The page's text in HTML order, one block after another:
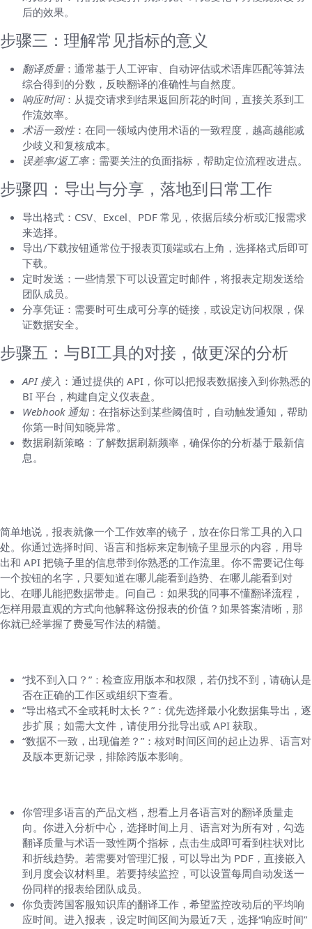
后的效果。
步骤三：理解常见指标的意义
翻译质量：通常基于人工评审、自动评估或术语库匹配等算法
综合得到的分数，反映翻译的准确性与自然度。
响应时间：从提交请求到结果返回所花的时间，直接关系到工
作流效率。
术语一致性：在同一领域内使用术语的一致程度，越高越能减
少歧义和复核成本。
误差率/返工率：需要关注的负面指标，帮助定位流程改进点。
步骤四：导出与分享，落地到日常工作
导出格式：CSV、Excel、PDF 常见，依据后续分析或汇报需求
来选择。
导出/下载按钮通常位于报表页顶端或右上角，选择格式后即可
下载。
定时发送：一些情景下可以设置定时邮件，将报表定期发送给
团队成员。
分享凭证：需要时可生成可分享的链接，或设定访问权限，保
证数据安全。
步骤五：与BI工具的对接，做更深的分析
API 接入 ：通过提供的 API，你可以把报表数据接入到你熟悉的
BI 平台，构建自定义仪表盘。
Webhook 通知：在指标达到某些阈值时，自动触发通知，帮助
你第一时间知晓异常。
数据刷新策略：了解数据刷新频率，确保你的分析基于最新信
息。
简单地说，报表就像一个工作效率的镜子，放在你日常工具的入口
处。你通过选择时间、语言和指标来定制镜子里显示的内容，用导
出和 API 把镜子里的信息带到你熟悉的工作流里。你不需要记住每
一个按钮的名字，只要知道在哪儿能看到趋势、在哪儿能看到对
比、在哪儿能把数据带走。问自己：如果我的同事不懂翻译流程，
怎样用最直观的方式向他解释这份报表的价值？如果答案清晰，那
你就已经掌握了费曼写作法的精髓。
“找不到入口？”：检查应用版本和权限，若仍找不到，请确认是
否在正确的工作区或组织下查看。
“导出格式不全或耗时太长？”：优先选择最小化数据集导出，逐
步扩展；如需大文件，请使用分批导出或 API 获取。
“数据不一致，出现偏差？”：核对时间区间的起止边界、语言对
及版本更新记录，排除跨版本影响。
你管理多语言的产品文档，想看上月各语言对的翻译质量走
向。你进入分析中心，选择时间上月、语言对为所有对，勾选
翻译质量与术语一致性两个指标，点击生成即可看到柱状对比
和折线趋势。若需要对管理汇报，可以导出为 PDF，直接嵌入
到月度会议材料里。若要持续监控，可以设置每周自动发送一
份同样的报表给团队成员。
你负责跨国客服知识库的翻译工作，希望监控改动后的平均响
应时间。进入报表，设定时间区间为最近7天，选择“响应时间”